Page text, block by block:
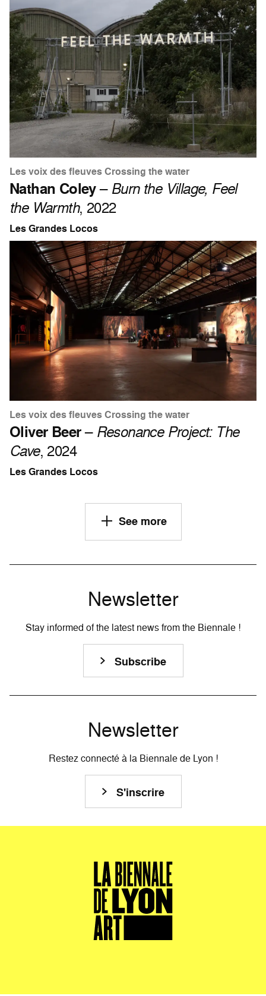
Les voix des fleuves Crossing the water
Nathan Coley– Burn the Village, Feel
the Warmth, 2022
Les Grandes Locos
Les voix des fleuves Crossing the water
Oliver Beer– Resonance Project: The
Cave, 2024
Les Grandes Locos
See more
Newsletter
Stay informed of the latest news from the Biennale !
Subscribe
Newsletter
Restez connecté à la Biennale de Lyon !
S'inscrire